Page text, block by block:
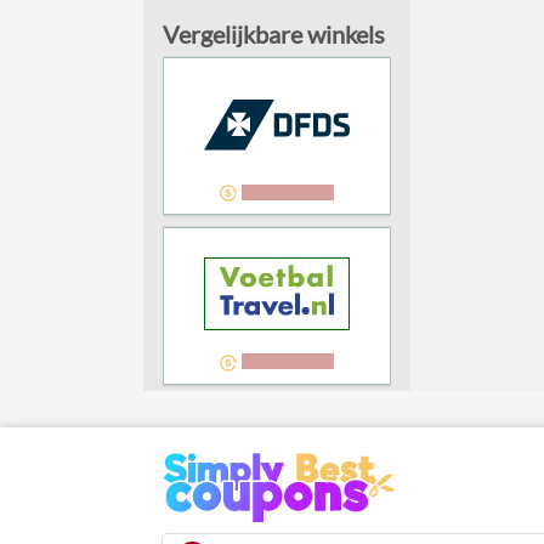
Vergelijkbare winkels